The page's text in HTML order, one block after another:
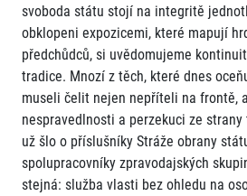
svoboda státu stojí na integritě
obklopeni expozicemi, které mapují
předchůdců, si uvědomujeme
tradice. Mnozí z těch, které dnes
museli čelit nejen nepříteli na frontě,
nespravedlnosti a perzekuci ze
už šlo o příslušníky Stráže obrany
spolupracovníky zpravodajských
stejná: služba vlasti bez ohledu na